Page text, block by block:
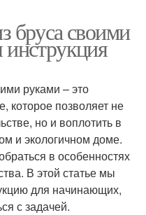
бруса своими
руками – это
которое позволяет не
но и воплотить в
и экологичном доме.
в особенностях
В этой статье мы
для начинающих,
с задачей.